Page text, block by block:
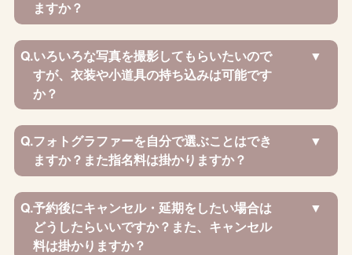
ますか？
Q.いろいろな写真を撮影してもらいたいので
すが、衣装や小道具の持ち込みは可能です
か？
Q.フォトグラファーを自分で選ぶことはでき
ますか？また指名料は掛かりますか？
Q.予約後にキャンセル・延期をしたい場合は
どうしたらいいですか？また、キャンセル
料は掛かりますか？